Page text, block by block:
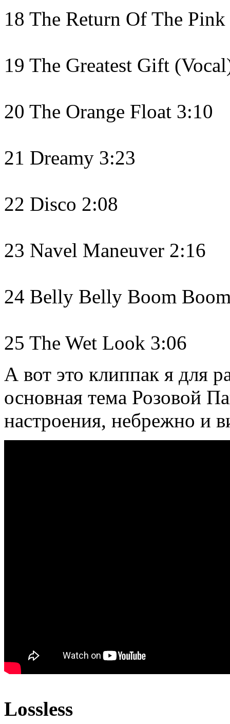
18 The Return Of The
19 The Greatest Gift
20 The Orange Float 3:10
21 Dreamy 3:23
22 Disco 2:08
23 Navel Maneuver 2:16
24 Belly Belly Boom
25 The Wet Look 3:06
А вот это клиппак я для
основная тема Розовой
настроения, небрежно и
Lossless